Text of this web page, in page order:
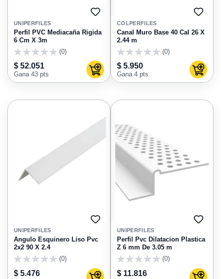
AGREGAR
FAVORITOS
UNIPERFILES
Perfil PVC Mediacaña Rigida
6 Cm X 3m
(0)
$ 52.051
Gana 43 pts Agregar al carrito
COLPERFILES
Canal Muro Base 40 Cal 26 X
2.44 m
(0)
$ 5.950
Gana 4 pts
AGREGAR
FAVORITOS
UNIPERFILES
Angulo Esquinero Liso Pvc
2x2 90 X 2.4
(0)
$ 5.476
UNIPERFILES
Perfil Pvc Dilatacion Plastica
Z 6 mm De 3.05 m
(0)
$ 11.816